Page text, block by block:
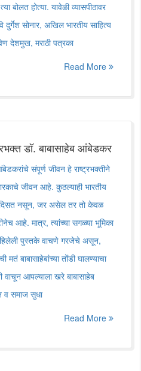
बोलत होत्या. यावेळी व्यासपीठावर
सोनार, अखिल भारतीय साहित्य
देशमुख, मराठी पत्रका
Read More
डॉ. बाबासाहेब आंबेडकर
संपूर्ण जीवन हे राष्ट्रभक्तीने
जीवन आहे. कुठल्याही भारतीय
दिसत नसून, जर असेल तर तो केवळ
आहे. मात्र, त्यांच्या सगळ्या भूमिका
पुस्तके वाचणे गरजेचे असून,
बाबासाहेबांच्या तोंडी घालण्याचा
आपल्याला खरे बाबासाहेब
व समाज सुधा
Read More